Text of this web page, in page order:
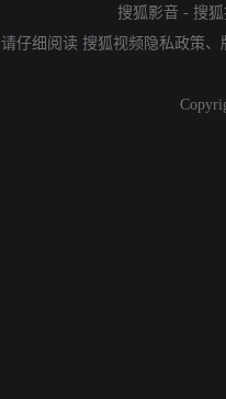
搜狐影音 - 搜
请仔细阅读 搜狐视频隐私政策、